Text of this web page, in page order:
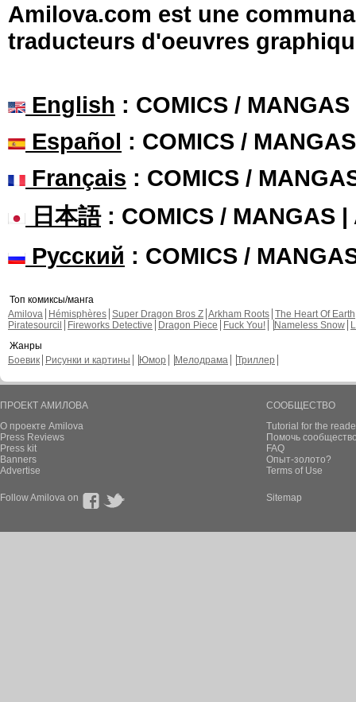
Amilova.com est une
traducteurs d'oeuvres
English : COMICS /
Español : COMICS /
Français : COMICS /
日本語: COMICS / MANGAS |
Русский : COMICS /
Топ комиксы/манга
Amilova
Hémisphères Super Dragon Bros Z Arkham Roots The Heart Of Earth
Piratesourcil
Fireworks Detective Dragon Piece Fuck You! Nameless Snow
Жанры
Боевик
Рисунки и картины Юмор Мелодрама Триллер
ПРОЕКТ АМИЛОВА
О проекте Amilova
Press Reviews
Press kit
Banners
Advertise
СООБЩЕСТВО
Tutorial for the
Помочь
FAQ
Опыт-золото?
Terms of Use
Follow Amilova on Sitemap